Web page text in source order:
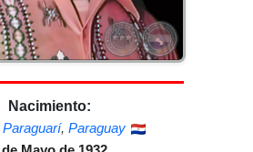
Nacimiento:
Paraguarí, Paraguay